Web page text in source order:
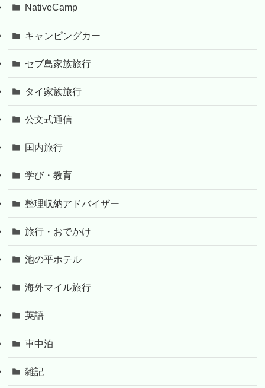
NativeCamp
キャンピングカー
セブ島家族旅行
タイ家族旅行
公文式通信
国内旅行
学び・教育
整理収納アドバイザー
旅行・おでかけ
池の平ホテル
海外マイル旅行
英語
車中泊
雑記